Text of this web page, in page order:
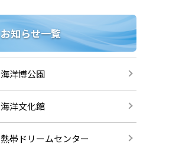
お知らせ一覧
海洋博公園
海洋文化館
熱帯ドリームセンター